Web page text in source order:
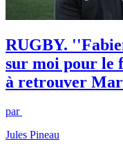
RUGBY.
sur moi pour le
à retrouver
par
Jules Pineau